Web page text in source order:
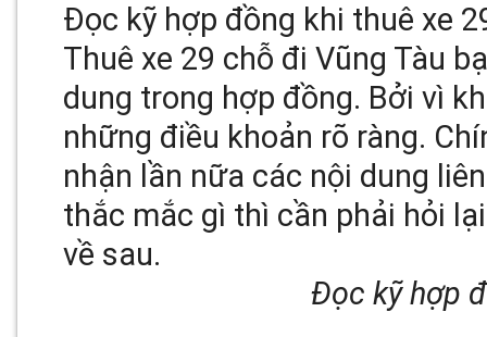
Đọc kỹ hợp đồng khi thuê xe
Thuê xe 29 chỗ đi Vũng Tàu
dung trong hợp đồng. Bởi vì
những điều khoản rõ ràng.
nhận lần nữa các nội dung
thắc mắc gì thì cần phải hỏi
về sau.
Đọc kỹ hợp